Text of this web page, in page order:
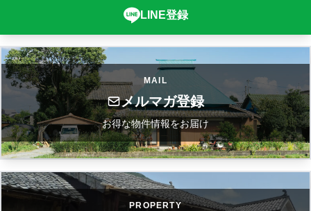
LINE登録
MAIL
メルマガ登録
お得な物件情報をお届け
PROPERTY